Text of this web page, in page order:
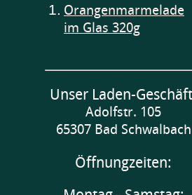
1. Orangenmarmelade
im Glas 320g
Unser Laden-
Adolfstr. 105
65307 Bad Schwalbach
Öffnungzeiten: